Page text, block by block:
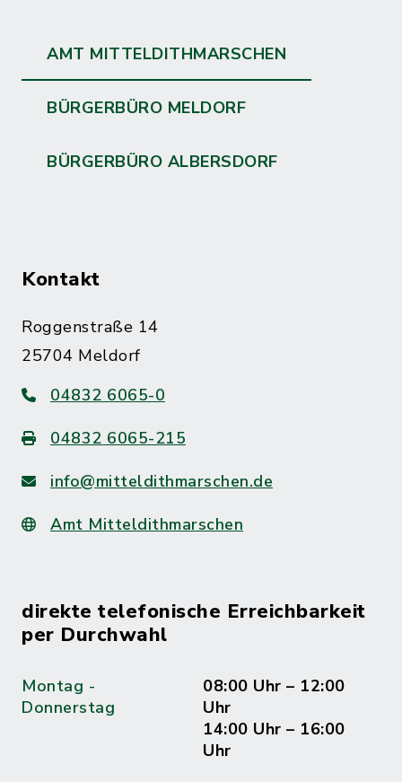
AMT MITTELDITHMARSCHEN
BÜRGERBÜRO MELDORF
BÜRGERBÜRO ALBERSDORF
Kontakt
Roggenstraße 14
25704 Meldorf
04832 6065-0
04832 6065-215
info@mitteldithmarschen.de
Amt Mitteldithmarschen
direkte telefonische Erreichbarkeit
per Durchwahl
Montag -
Donnerstag
08:00 Uhr – 12:00
Uhr
14:00 Uhr – 16:00
Uhr